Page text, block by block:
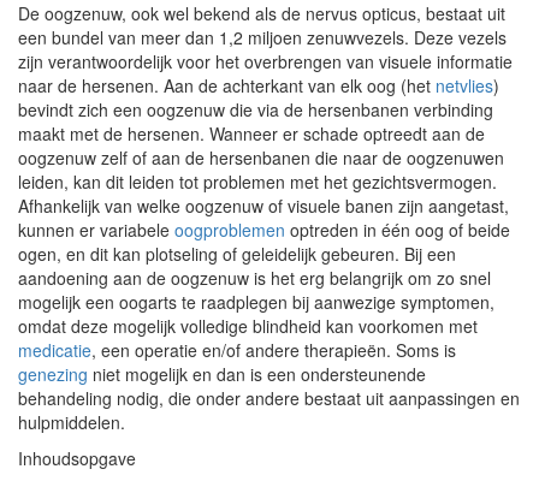
Social
media
De oogzenuw, ook wel bekend als de nervus opticus, bestaat uit
een bundel van meer dan 1,2 miljoen zenuwvezels. Deze vezels
zijn verantwoordelijk voor het overbrengen van visuele informatie
naar de hersenen. Aan de achterkant van elk oog (het netvlies)
bevindt zich een oogzenuw die via de hersenbanen verbinding
maakt met de hersenen. Wanneer er schade optreedt aan de
oogzenuw zelf of aan de hersenbanen die naar de oogzenuwen
leiden, kan dit leiden tot problemen met het gezichtsvermogen.
Afhankelijk van welke oogzenuw of visuele banen zijn aangetast,
kunnen er variabele oogproblemen optreden in één oog of beide
ogen, en dit kan plotseling of geleidelijk gebeuren. Bij een
aandoening aan de oogzenuw is het erg belangrijk om zo snel
mogelijk een oogarts te raadplegen bij aanwezige symptomen,
omdat deze mogelijk volledige blindheid kan voorkomen met
medicatie, een operatie en/of andere therapieën. Soms is
genezing niet mogelijk en dan is een ondersteunende
behandeling nodig, die onder andere bestaat uit aanpassingen en
hulpmiddelen.
Inhoudsopgave